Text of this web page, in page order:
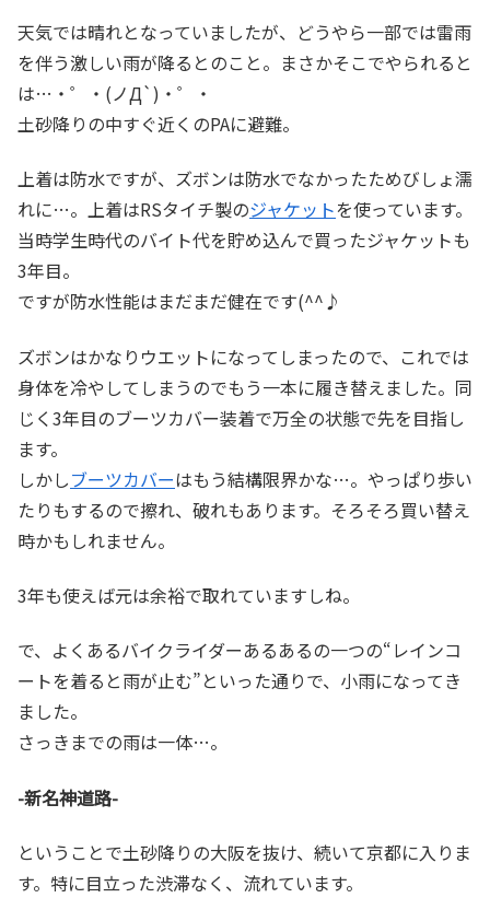
天気では晴れとなっていましたが、どうやら一部では雷雨
を伴う激しい雨が降るとのこと。まさかそこでやられると
は…・゜・(ノД`)・゜・
土砂降りの中すぐ近くのPAに避難。
上着は防水ですが、ズボンは防水でなかったためびしょ濡
れに…。上着はRSタイチ製のジャケットを使っています。
当時学生時代のバイト代を貯め込んで買ったジャケットも
3年目。
ですが防水性能はまだまだ健在です(^^♪
ズボンはかなりウエットになってしまったので、これでは
身体を冷やしてしまうのでもう一本に履き替えました。同
じく3年目のブーツカバー装着で万全の状態で先を目指し
ます。
しかしブーツカバーはもう結構限界かな…。やっぱり歩い
たりもするので擦れ、破れもあります。そろそろ買い替え
時かもしれません。
3年も使えば元は余裕で取れていますしね。
で、よくあるバイクライダーあるあるの一つの“レインコ
ートを着ると雨が止む”といった通りで、小雨になってき
ました。
さっきまでの雨は一体…。
-新名神道路-
ということで土砂降りの大阪を抜け、続いて京都に入りま
す。特に目立った渋滞なく、流れています。